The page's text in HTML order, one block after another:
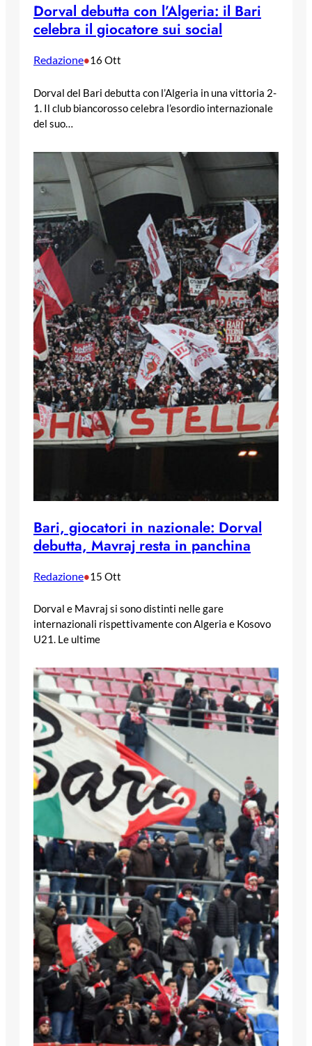
Dorval debutta con l’Algeria: il Bari
celebra il giocatore sui social
Redazione•16 Ott
Dorval del Bari debutta con l’Algeria in una vittoria 2-
1. Il club biancorosso celebra l’esordio internazionale
del suo…
Bari, giocatori in nazionale: Dorval
debutta, Mavraj resta in panchina
Redazione•15 Ott
Dorval e Mavraj si sono distinti nelle gare
internazionali rispettivamente con Algeria e Kosovo
U21. Le ultime